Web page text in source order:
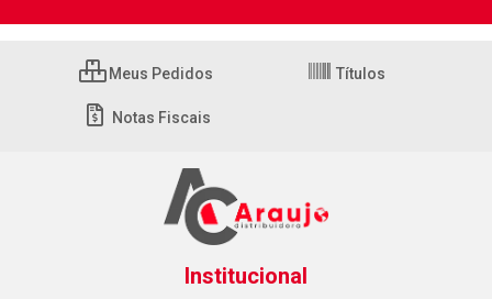
Meus Pedidos Títulos
Notas Fiscais
Institucional